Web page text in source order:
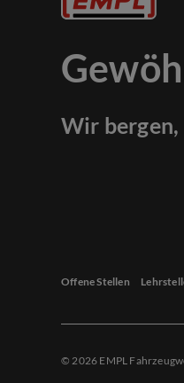
Wir bergen,
Offene Stellen
© 2026 EMPL